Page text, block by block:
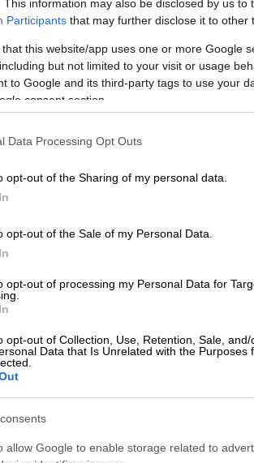
This information may also be disclosed by us to
Participants that may further disclose it to other
that this website/app uses one or more Google
but not limited to your visit or usage
to Google and its third-party tags to use your
consent section.
Data Processing Opt Outs
opt-out of the Sharing of my personal data.
opt-out of the Sale of my Personal Data.
opt-out of processing my Personal Data for
opt-out of Collection, Use, Retention, Sale, and/
Data that Is Unrelated with the Purposes
allow Google to enable storage related to
Nádvorie Európy
dejiny aj na sútoku Dunaja s